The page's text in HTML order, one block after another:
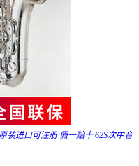
装进口可注册 假一赔十 62S次中音